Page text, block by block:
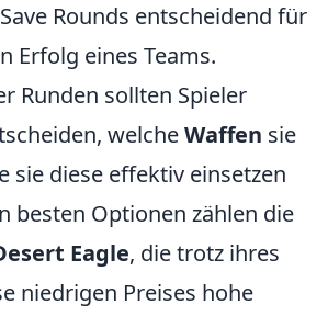
Rounds entscheidend für
Erfolg eines Teams.
Runden sollten Spieler
welcheWaffen sie
sie diese effektiv einsetzen
besten Optionen zählen die
Eagle, die trotz ihres
niedrigen Preises hohe